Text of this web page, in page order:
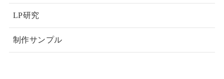
LP研究
制作サンプル